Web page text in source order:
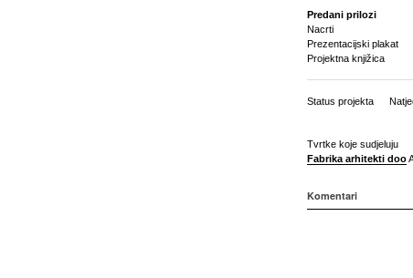
Predani prilozi
Nacrti
Prezentacijski plakat
Projektna knjižica
Status projekta
Tvrtke koje sudjeluju
Fabrika arhitekti doo
Komentari